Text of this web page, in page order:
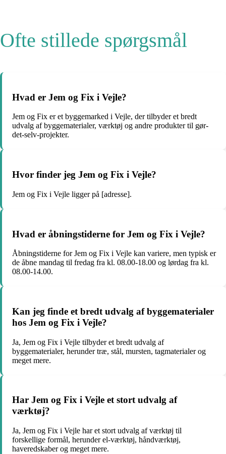
Ofte stillede spørgsmål
Hvad er Jem og Fix i Vejle?
Jem og Fix er et byggemarked i Vejle, der tilbyder et bredt
udvalg af byggematerialer, værktøj og andre produkter til gør-
det-selv-projekter.
Hvor finder jeg Jem og Fix i Vejle?
Jem og Fix i Vejle ligger på [adresse].
Hvad er åbningstiderne for Jem og Fix i Vejle?
Åbningstiderne for Jem og Fix i Vejle kan variere, men typisk er
de åbne mandag til fredag fra kl. 08.00-18.00 og lørdag fra kl.
08.00-14.00.
Kan jeg finde et bredt udvalg af byggematerialer
hos Jem og Fix i Vejle?
Ja, Jem og Fix i Vejle tilbyder et bredt udvalg af
byggematerialer, herunder træ, stål, mursten, tagmaterialer og
meget mere.
Har Jem og Fix i Vejle et stort udvalg af
værktøj?
Ja, Jem og Fix i Vejle har et stort udvalg af værktøj til
forskellige formål, herunder el-værktøj, håndværktøj,
haveredskaber og meget mere.